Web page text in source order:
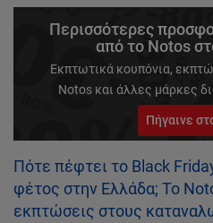
Περισσότερες
από το Notos
Εκπτωτικά κουπόνια,
Notos και άλλες μάρκες
Πήγαινε
Πότε πέφτει το Black
φέτος στην Ελλάδα; Το
εκπτώσεις στους